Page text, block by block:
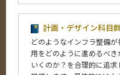
計画・デザイン科目
どのようなインフラ整備
用をどのように進めるべ
いくのか？を合理的に追